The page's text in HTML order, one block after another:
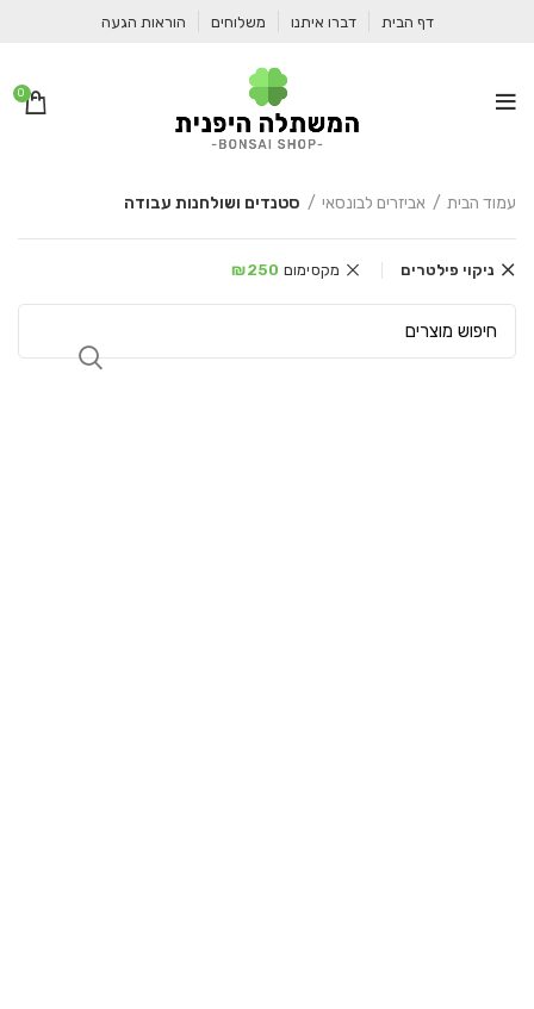
דף הבית דברו איתנו משלוחים הוראות הגעה
0
עמוד הבית אביזרים לבונסאי סטנדים ושולחנות עבודה
ניקוי פילטרים מקסימום ₪250